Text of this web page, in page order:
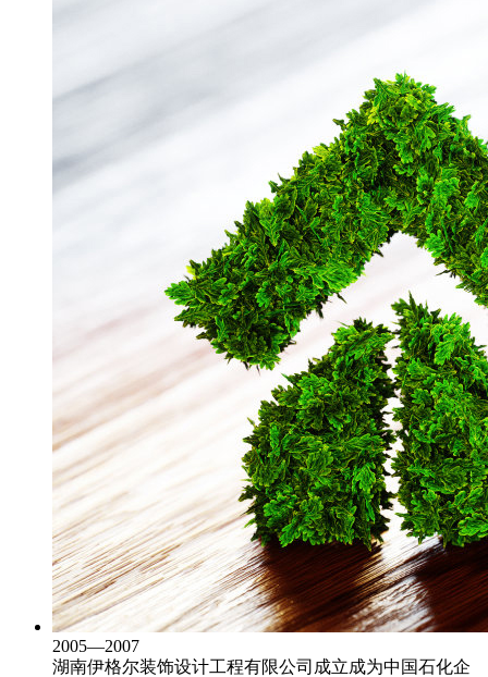
2005—2007
湖南伊格尔装饰设计工程有限公司成立成为中国石化企